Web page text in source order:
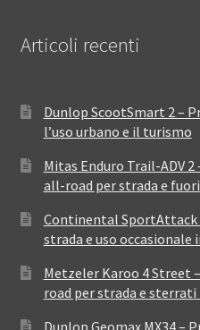
Articoli recenti
Dunlop ScootSmart 2 –
l’uso urbano e il turismo
Mitas Enduro Trail-ADV
all-road per strada e
Continental SportAttack
strada e uso occasionale
Metzeler Karoo 4 Street
road per strada e